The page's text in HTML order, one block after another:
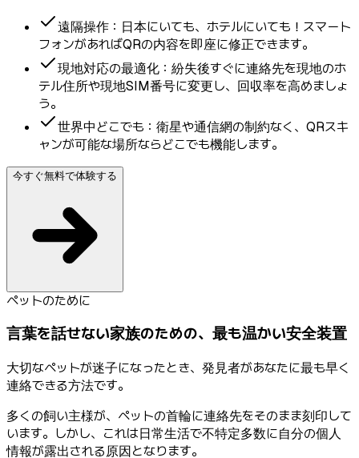
遠隔操作：日本にいても、ホテルにいても！スマート
フォンがあればQRの内容を即座に修正できます。
現地対応の最適化：紛失後すぐに連絡先を現地のホ
テル住所や現地SIM番号に変更し、回収率を高めましょ
う。
世界中どこでも：衛星や通信網の制約なく、QRスキ
ャンが可能な場所ならどこでも機能します。
今すぐ無料で体験する
ペットのために
言葉を話せない家族のための、最も温かい安全装置
大切なペットが迷子になったとき、発見者があなたに最も早く
連絡できる方法です。
多くの飼い主様が、ペットの首輪に連絡先をそのまま刻印して
います。しかし、これは日常生活で不特定多数に自分の個人
情報が露出される原因となります。